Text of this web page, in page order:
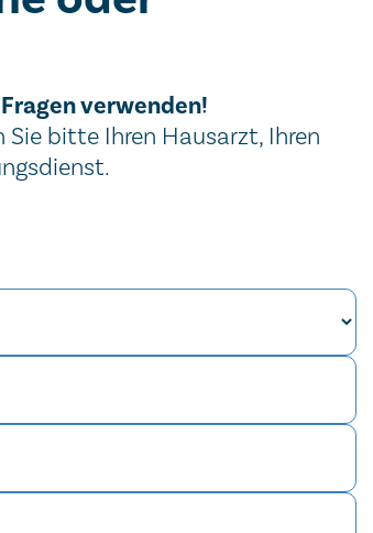
verwenden!
bitte Ihren Hausarzt, Ihren